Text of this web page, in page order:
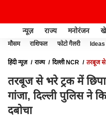
न्यूज़ राज्य मनोरंजन
मौसम राशिफल फोटो गैलरी
हिंदी न्यूज़ राज्य दिल्ली NCR
तरबूज से
तरबूज से भरे ट्रक में
गांजा, दिल्ली पुलिस ने
दबोचा